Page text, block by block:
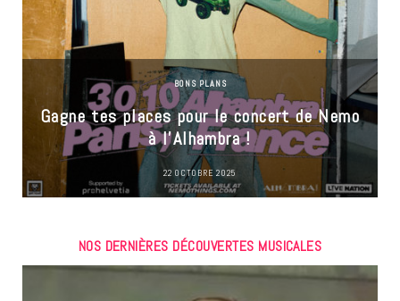
BONS PLANS
Gagne tes places pour le concert de Nemo
à l’Alhambra !
22 OCTOBRE 2025
NOS DERNIÈRES DÉCOUVERTES MUSICALES